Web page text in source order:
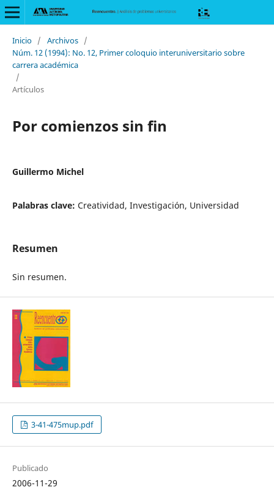
Inicio / Archivos /
Núm. 12 (1994): No. 12, Primer coloquio interuniversitario sobre
carrera académica
/
Artículos
Por comienzos sin fin
Guillermo Michel
Palabras clave: Creatividad, Investigación, Universidad
Resumen
Sin resumen.
3-41-475mup.pdf
Publicado
2006-11-29